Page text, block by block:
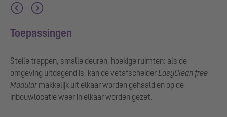
Toepassingen
Steile trappen, smalle deuren, hoekige ruimten: als de
omgeving uitdagend is, kan de vetafscheider EasyClean free
Modularmakkelijk uit elkaar worden gehaald en op de
inbouwlocatie weer in elkaar worden gezet.